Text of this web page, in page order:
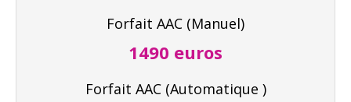
Forfait AAC (Manuel)
1490 euros
Forfait AAC (Automatique )